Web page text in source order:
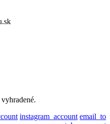
instagram_account email_to